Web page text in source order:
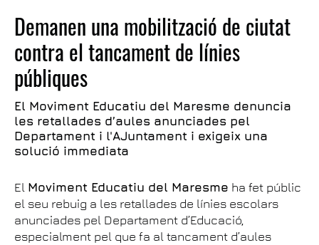
Demanen una mobilització de ciutat
contra el tancament de línies
públiques
El Moviment Educatiu del Maresme denuncia
les retallades d’aules anunciades pel
Departament i l'AJuntament i exigeix una
solució immediata
El Moviment Educatiu del Maresme ha fet públic
el seu rebuig a les retallades de línies escolars
anunciades pel Departament d’Educació,
especialment pel que fa al tancament d’aules